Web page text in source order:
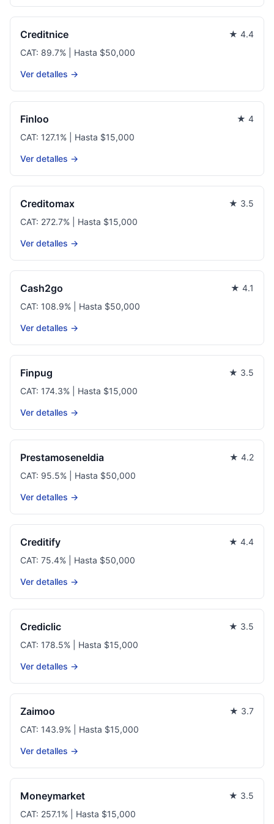
Creditnice
★ 4.4
CAT: 89.7% | Hasta $50,000
Ver detalles →
Finloo
★ 4
CAT: 127.1% | Hasta $15,000
Ver detalles →
Creditomax
★ 3.5
CAT: 272.7% | Hasta $15,000
Ver detalles →
Cash2go
★ 4.1
CAT: 108.9% | Hasta $50,000
Ver detalles →
Finpug
★ 3.5
CAT: 174.3% | Hasta $15,000
Ver detalles →
Prestamoseneldia
★ 4.2
CAT: 95.5% | Hasta $50,000
Ver detalles →
Creditify
★ 4.4
CAT: 75.4% | Hasta $50,000
Ver detalles →
Crediclic
★ 3.5
CAT: 178.5% | Hasta $15,000
Ver detalles →
Zaimoo
★ 3.7
CAT: 143.9% | Hasta $15,000
Ver detalles →
Moneymarket
★ 3.5
CAT: 257.1% | Hasta $15,000